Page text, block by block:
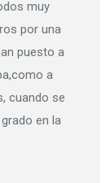
muy
por una
puesto a
a
cuando se
en la